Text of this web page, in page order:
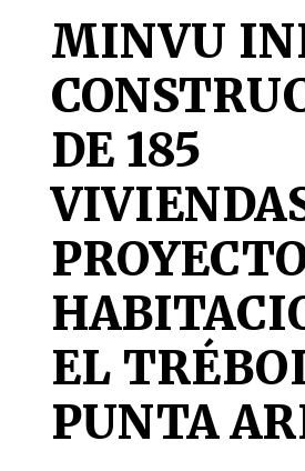
MINVU
DE 185
EL
PUNTA